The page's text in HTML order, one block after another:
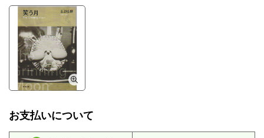
お支払いについて